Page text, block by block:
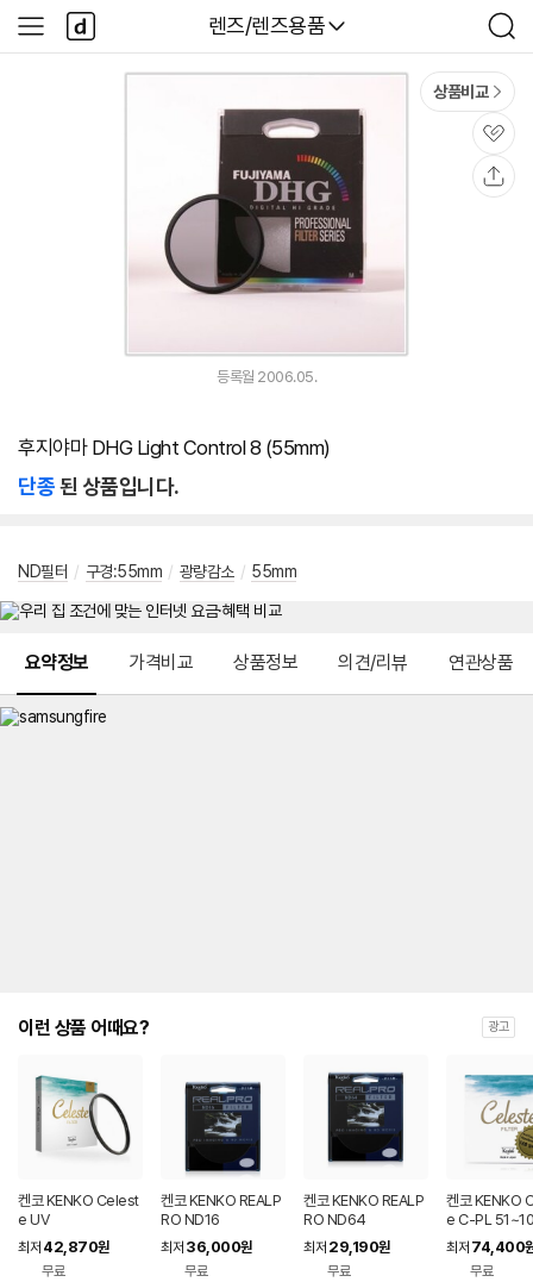
다나와
렌즈/렌즈용품
검
색
사
이
다
나
와
상품비교
관
심
등록월 2006.05.
후지야마 DHG Light Control 8 (55mm)
단종된 상품입니다.
ND필터 / 구경:55mm / 광량감소 / 55mm
요약정보 가격비교 상품정보 의견/리뷰 연관상품
이런 상품 어때요? 광고
켄코 KENKO Celest
e UV
최저 42,870원
무료
켄코 KENKO REALP
RO ND16
최저 36,000원
무료
켄코 KENKO REALP
RO ND64
최저 29,190원
무료
켄코 KENKO
e C-PL
최저 74,400
무료